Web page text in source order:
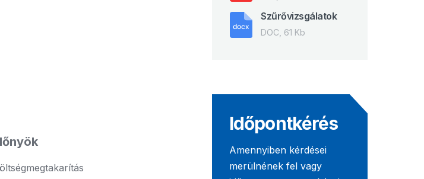
Szűrővizsgálatok
DOC, 61 Kb
Időpontkérés
Amennyiben kérdései
merülnének fel vagy